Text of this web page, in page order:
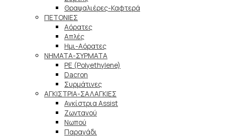
Θραψαλιέρες-Καφτερά
ΠΕΤΟΝΙΕΣ
Αόρατες
Απλές
Ημι-Αόρατες
ΝΗΜΑΤΑ-ΣΥΡΜΑΤΑ
PE (Polyethylene)
Dacron
Συρμάτινες
ΑΓΚΙΣΤΡΙΑ-ΣΑΛΑΓΚΙΕΣ
Αγκίστρια Assist
Ζωντανού
Νωπού
Παραγάδι